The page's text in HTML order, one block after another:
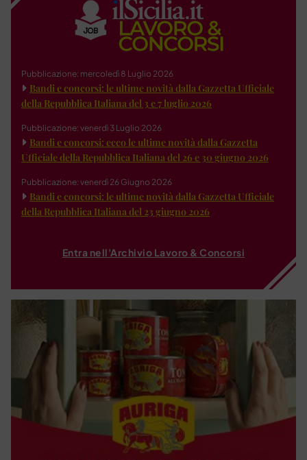
Pubblicazione: mercoledì 8 Luglio 2026
Bandi e concorsi: le ultime novità dalla Gazzetta Ufficiale
della Repubblica Italiana del 3 e 7 luglio 2026
Pubblicazione: venerdì 3 Luglio 2026
Bandi e concorsi: ecco le ultime novità dalla Gazzetta
Ufficiale della Repubblica Italiana del 26 e 30 giugno 2026
Pubblicazione: venerdì 26 Giugno 2026
Bandi e concorsi: le ultime novità dalla Gazzetta Ufficiale
della Repubblica Italiana del 23 giugno 2026
Entra nell'Archivio Lavoro & Concorsi